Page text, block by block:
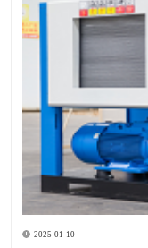
2025-01-10